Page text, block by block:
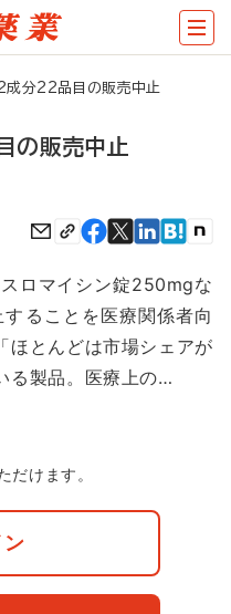
成分22品目の販売中止
の販売中止
ロマイシン錠250mgな
ることを医療関係者向
ほとんどは市場シェアが
る製品。医療上の…
だけます。
ン